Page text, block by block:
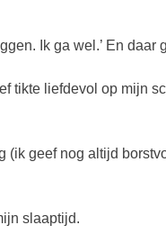
Ik ga wel.’ En daar
tikte liefdevol op mijn
(ik geef nog altijd
slaaptijd.